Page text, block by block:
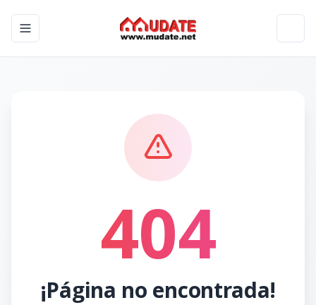
Toggle navigation menu
404
¡Página no encontrada!